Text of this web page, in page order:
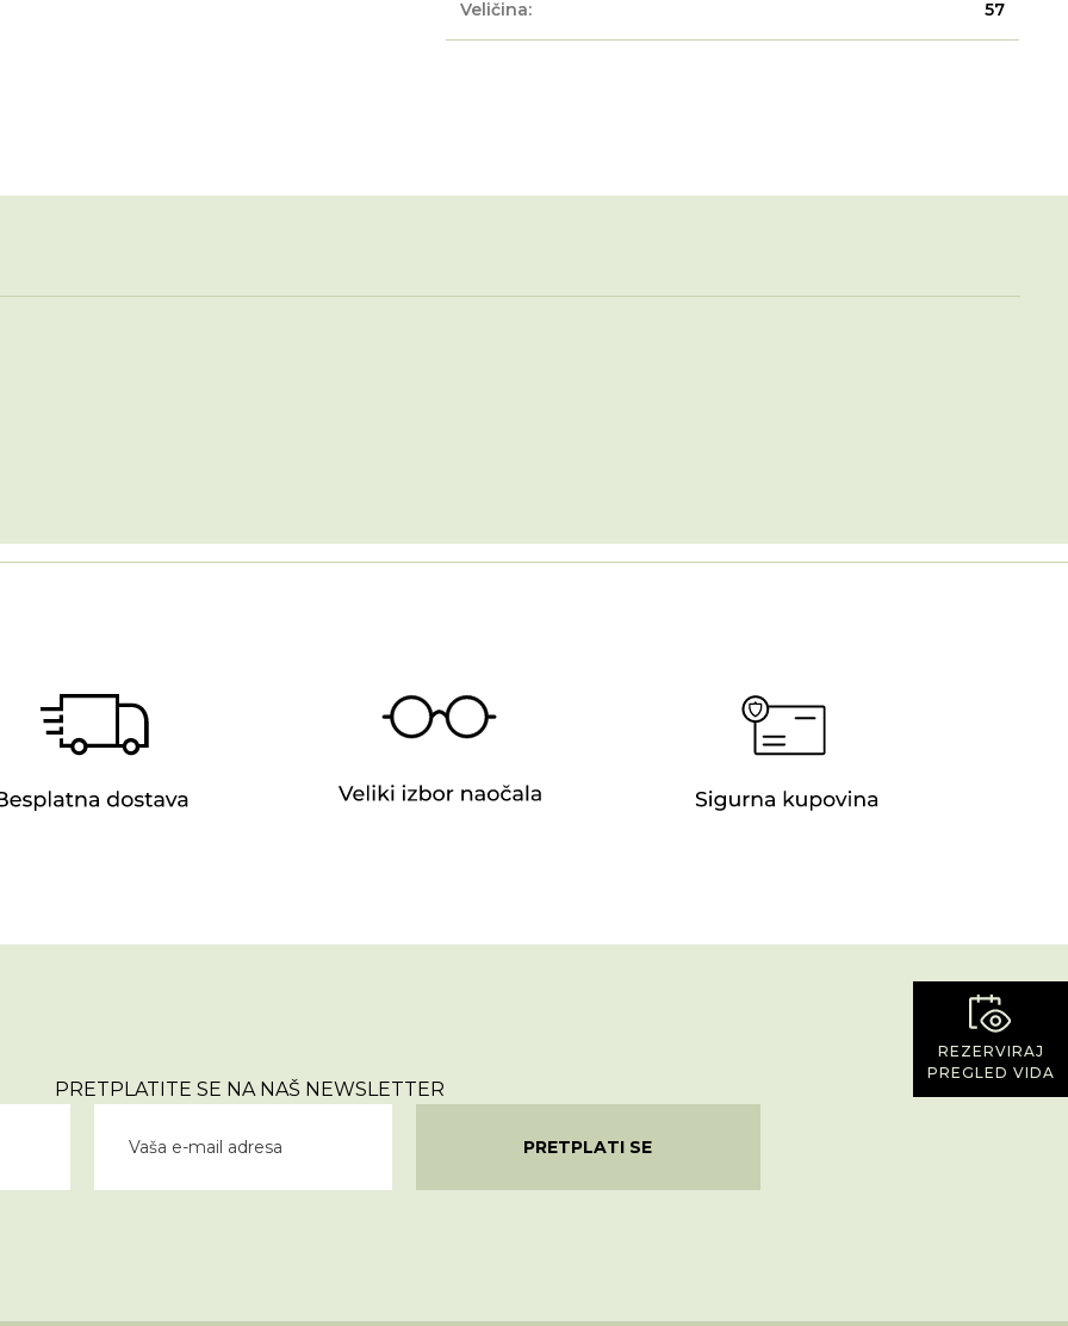
REZERVIRAJ
PREGLED VIDA
Veličina: 57
PRETPLATITE SE NA NAŠ NEWSLETTER
PRETPLATI SE